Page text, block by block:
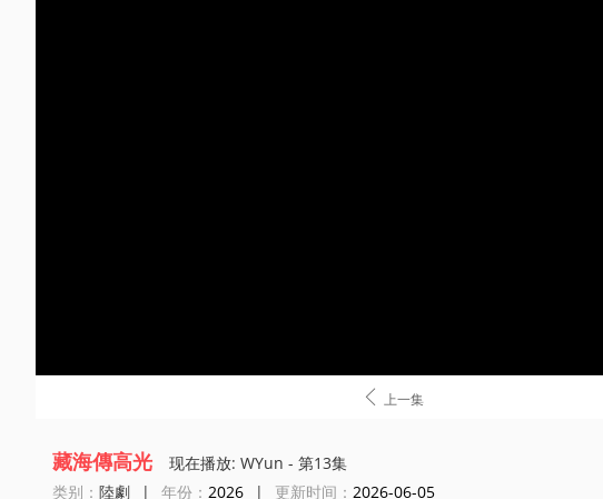
 上一集
藏海傳高光
现在播放: WYun - 第13集
类别： 陸劇 | 年份： 2026 | 更新时间： 2026-06-05